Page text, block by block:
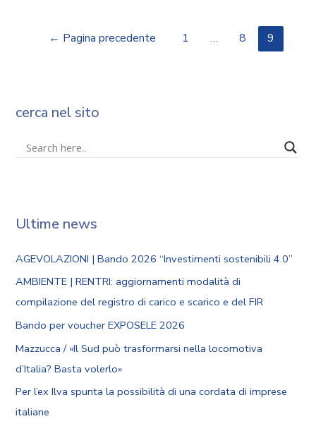
← Pagina precedente 1 … 8 9
cerca nel sito
Ultime news
AGEVOLAZIONI | Bando 2026 “Investimenti sostenibili 4.0”
AMBIENTE | RENTRI: aggiornamenti modalità di
compilazione del registro di carico e scarico e del FIR
Bando per voucher EXPOSELE 2026
Mazzucca / «Il Sud può trasformarsi nella locomotiva
d’Italia? Basta volerlo»
Per l’ex Ilva spunta la possibilità di una cordata di imprese
italiane